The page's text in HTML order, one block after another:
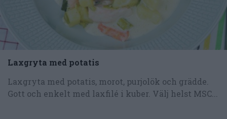
Laxgryta med potatis
Laxgryta med potatis, morot, purjolök och grädde.
Gott och enkelt med laxfilé i kuber. Välj helst MSC...